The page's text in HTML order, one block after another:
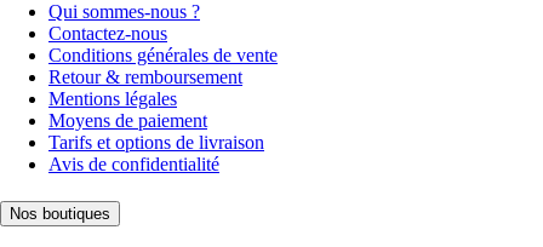
Qui sommes-nous ?
Contactez-nous
Conditions générales de vente
Retour & remboursement
Mentions légales
Moyens de paiement
Tarifs et options de livraison
Avis de confidentialité
Nos boutiques